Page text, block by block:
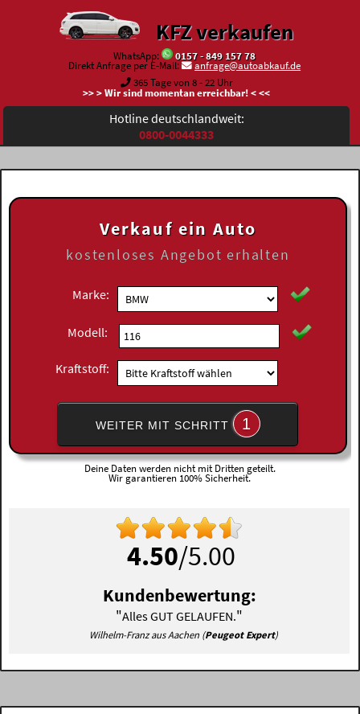
KFZ verkaufen
WhatsApp:
0157 - 849 157 78
Direkt Anfrage per E-Mail:
anfrage@autoabkauf.de
365 Tage von 8 - 22 Uhr
>> > Wir sind momentan erreichbar! < <<
Hotline deutschlandweit:
0800-0044333
Verkauf ein Auto
kostenloses Angebot erhalten
Marke:
Modell:
Kraftstoff:
WEITER MIT SCHRITT 1
Deine Daten werden nicht mit Dritten geteilt.
Wir garantieren 100% Sicherheit.
4.50/5.00
Kundenbewertung:
"Alles GUT GELAUFEN."
Wilhelm-Franz aus Aachen (Peugeot Expert)